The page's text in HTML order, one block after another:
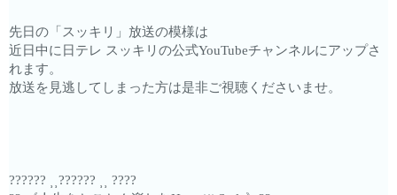
先日の「スッキリ」放送の模様は
近日中に日テレ スッキリの公式YouTubeチャンネルにアップさ
れます。
放送を見逃してしまった方は是非ご視聴くださいませ。
?????? ⸒⸒?????? ⸒⸒ ????